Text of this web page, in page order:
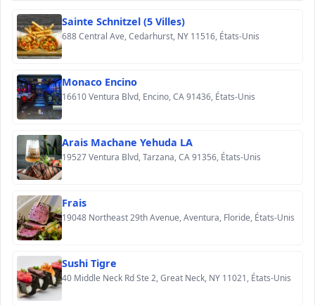
Sainte Schnitzel (5 Villes)
688 Central Ave, Cedarhurst, NY 11516, États-Unis
Monaco Encino
16610 Ventura Blvd, Encino, CA 91436, États-Unis
Arais Machane Yehuda LA
19527 Ventura Blvd, Tarzana, CA 91356, États-Unis
Frais
19048 Northeast 29th Avenue, Aventura, Floride, États-Unis
Sushi Tigre
40 Middle Neck Rd Ste 2, Great Neck, NY 11021, États-Unis